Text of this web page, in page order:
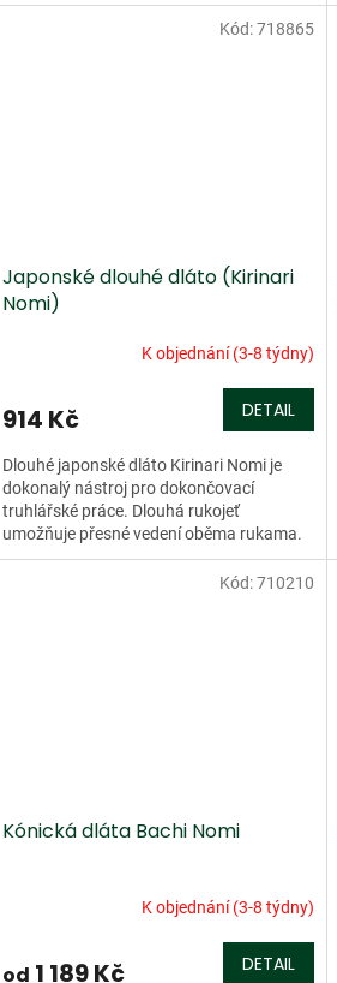
Japonské dlouhé dláto (Kirinari
Nomi)
K objednání (3-8 týdny)
914 Kč DETAIL
Dlouhé japonské dláto Kirinari Nomi je
dokonalý nástroj pro dokončovací
truhlářské práce. Dlouhá rukojeť
umožňuje přesné vedení oběma rukama.
Čepel usnadňuje formování hlubokých...
Kód:718865
Kónická dláta Bachi Nomi
K objednání (3-8 týdny)
od 1 189 Kč DETAIL
Kód:710210